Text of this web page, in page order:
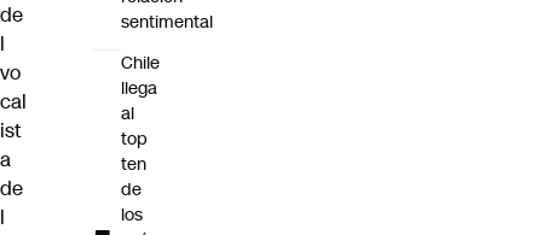
de
l
vo
cal
ist
a
de
l
sentimental
Chile
llega
al
top
ten
de
los